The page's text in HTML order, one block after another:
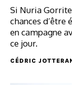
Si Nuria
chances d’être
en campagne
ce jour.
CÉDRIC